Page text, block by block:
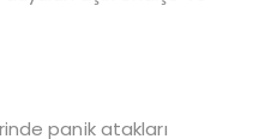
panik atakları